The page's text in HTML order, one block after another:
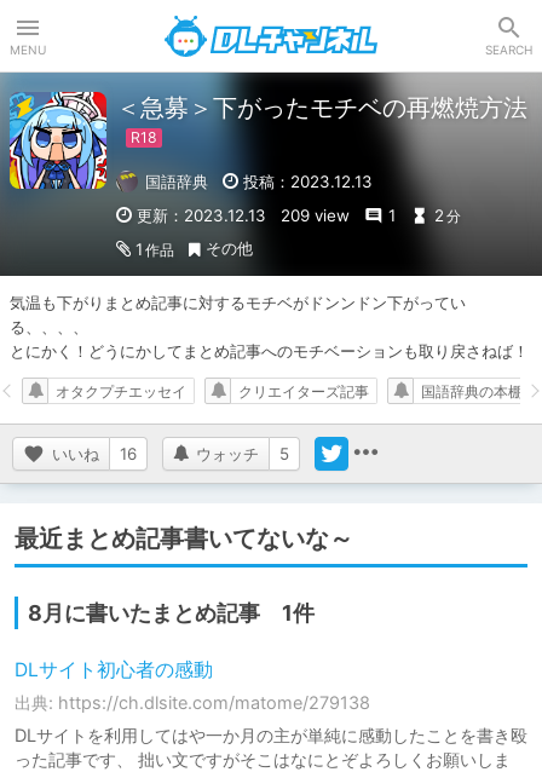
MENU SEARCH
＜急募＞下がったモチベの再燃焼方法
国語辞典
投稿：2023.12.13
更新：2023.12.13
209 view 1 2 分
1 作品 その他
気温も下がりまとめ記事に対するモチベがドンンドン下がってい
る、、、、
とにかく！どうにかしてまとめ記事へのモチベーションも取り戻さねば！
いいね 16 ウォッチ 5
オタクプチエッセイ クリエイターズ記事 国語辞典の本棚
最近まとめ記事書いてないな～
8月に書いたまとめ記事 1件
DLサイト初心者の感動
出典: https://ch.dlsite.com/matome/279138
DLサイトを利用してはや一か月の主が単純に感動したことを書き殴
った記事です、 拙い文ですがそこはなにとぞよろしくお願いしま